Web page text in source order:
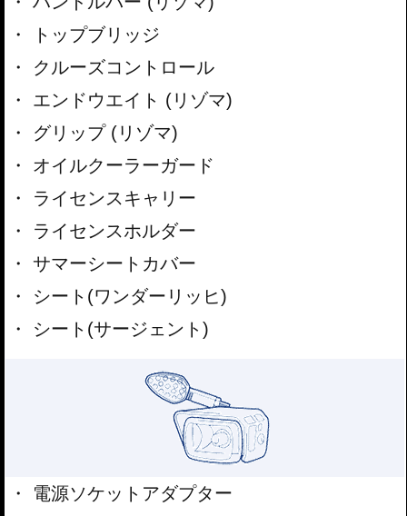
トップブリッジ
クルーズコントロール
エンドウエイト (リゾマ)
グリップ (リゾマ)
オイルクーラーガード
ライセンスキャリー
ライセンスホルダー
サマーシートカバー
シート(ワンダーリッヒ)
シート(サージェント)
電源ソケットアダプター